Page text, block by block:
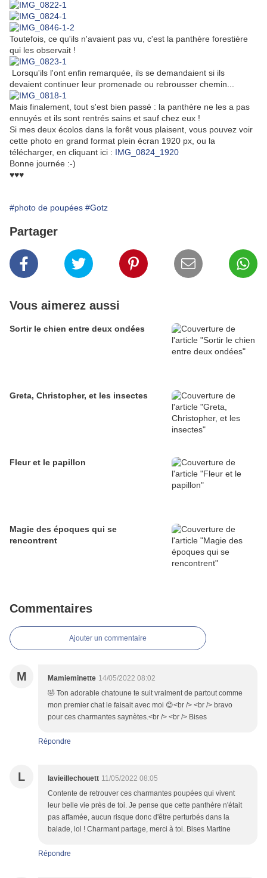
Toutefois, ce qu'ils n'avaient pas vu, c'est la panthère forestière
qui les observait !
Lorsqu'ils l'ont enfin remarquée, ils se demandaient si ils
devaient continuer leur promenade ou rebrousser chemin...
Mais finalement, tout s'est bien passé : la panthère ne les a pas
ennuyés et ils sont rentrés sains et sauf chez eux !
Si mes deux écolos dans la forêt vous plaisent, vous pouvez voir
cette photo en grand format plein écran 1920 px, ou la
télécharger, en cliquant ici : IMG_0824_1920
Bonne journée :-)
♥♥♥
#photo de poupées #Gotz
Partager
Vous aimerez aussi
Sortir le chien entre deux ondées
Greta, Christopher, et les insectes
Fleur et le papillon
Magie des époques qui se
rencontrent
Commentaires
Ajouter un commentaire
M Mamieminette 14/05/2022 08:02
🤣 Ton adorable chatoune te suit vraiment de partout comme
mon premier chat le faisait avec moi 😊<br /> <br /> bravo
pour ces charmantes saynètes.<br /> <br /> Bises
Répondre
L lavieillechouett 11/05/2022 08:05
Contente de retrouver ces charmantes poupées qui vivent
leur belle vie près de toi. Je pense que cette panthère n'était
pas affamée, aucun risque donc d'être perturbés dans la
balade, lol ! Charmant partage, merci à toi. Bises Martine
Répondre